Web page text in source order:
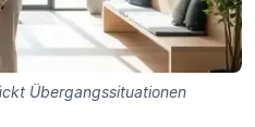
Übergangssituationen